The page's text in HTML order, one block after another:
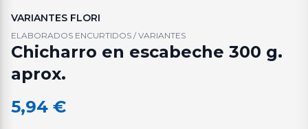
VARIANTES FLORI
ELABORADOS ENCURTIDOS / VARIANTES
Chicharro en escabeche 300 g.
aprox.
5,94 €